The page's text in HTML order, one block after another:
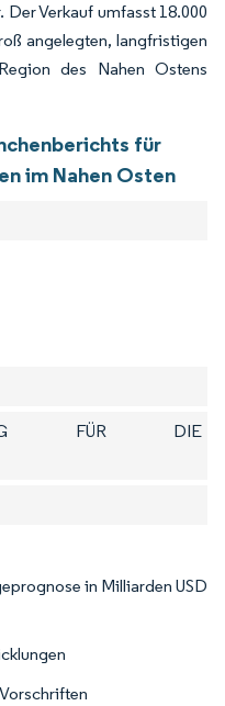
Verkauf umfasst 18.000
angelegten, langfristigen
des Nahen Ostens
für
im Nahen Osten
FÜR DIE
in Milliarden USD